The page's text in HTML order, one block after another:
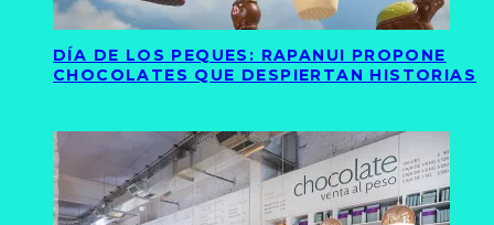
DÍA DE LOS PEQUES: RAPANUI PROPONE
CHOCOLATES QUE DESPIERTAN HISTORIAS